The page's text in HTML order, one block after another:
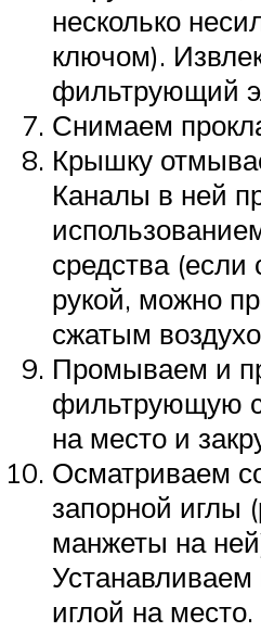
несколько
ключом).
фильтрующий
Снимаем
Крышку
Каналы в ней
средства (если
рукой, можно
сжатым
Промываем и
фильтрующую
на место и
Осматриваем
запорной иглы
манжеты на
Устанавливаем
иглой на место.